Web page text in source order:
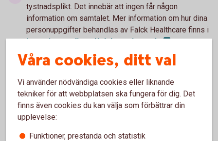
tystnadsplikt. Det innebär att ingen får någon
information om samtalet. Mer information om hur dina
personuppgifter behandlas av Falck Healthcare finns i
integritetspolicyn(falcksverige.se) .
Våra cookies, ditt val
Vi använder nödvändiga cookies eller liknande
tekniker för att webbplatsen ska fungera för dig. Det
finns även cookies du kan välja som förbättrar din
upplevelse:
Funktioner, prestanda och statistik